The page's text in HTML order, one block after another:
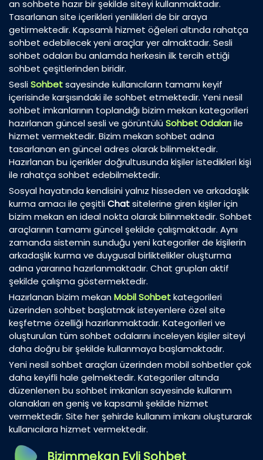
an sohbete hazır bir şekilde siteyi kullanmaktadır.
Tasarlanan site içerikleri yenilikleri de bir araya
getirmektedir. Kapsamlı hizmet öğeleri altında rahatça
sohbet edebilecek yeni araçlar yer almaktadır. Sesli
sohbet odaları bu anlamda herkesin ilk tercih ettiği
sohbet çeşitlerinden biridir.
SesliSohbetsayesinde kullanıcıların tamamı keyif
içerisinde karşısındaki ile sohbet etmektedir. Yeni nesil
sohbet imkanlarının toplandığı bizim mekan kategorileri
hazırlanan güncel sesli ve görüntülüSohbet Odalarıile
hizmet vermektedir. Bizim mekan sohbet adına
tasarlanan en güncel adres olarak bilinmektedir.
Hazırlanan bu içerikler doğrultusunda kişiler istedikleri kişi
ile rahatça sohbet edebilmektedir.
Sosyal hayatında kendisini yalnız hisseden ve arkadaşlık
kurma amacı ile çeşitliChatsitelerine giren kişiler için
bizim mekan en ideal nokta olarak bilinmektedir. Sohbet
araçlarının tamamı güncel şekilde çalışmaktadır. Aynı
zamanda sistemin sunduğu yeni kategoriler de kişilerin
arkadaşlık kurma ve duygusal birliktelikler oluşturma
adına yararına hazırlanmaktadır. Chat grupları aktif
şekilde çalışma göstermektedir.
Hazırlanan bizim mekanMobil Sohbetkategorileri
üzerinden sohbet başlatmak isteyenlere özel site
keşfetme özelliği hazırlanmaktadır. Kategorileri ve
oluşturulan tüm sohbet odalarını inceleyen kişiler siteyi
daha doğru bir şekilde kullanmaya başlamaktadır.
Yeni nesil sohbet araçları üzerinden mobil sohbetler çok
daha keyifli hale gelmektedir. Kategoriler altında
düzenlenen bu sohbet imkanları sayesinde kullanım
olanakları en geniş ve kapsamlı şekilde hizmet
vermektedir. Site her şehirde kullanım imkanı oluşturarak
kullanıcılara hizmet vermektedir.